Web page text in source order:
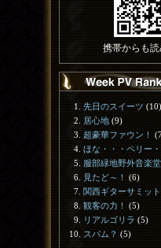
携帯からも
先日のスイーツ (10)
居心地 (9)
超豪華ファウン！
ほな・・・ペリー・
服部緑地野外音楽堂
見たど～！
(6)
関西ギターサミット
観客の力！
(5)
リアルゴリラ (5)
スパム？ (5)